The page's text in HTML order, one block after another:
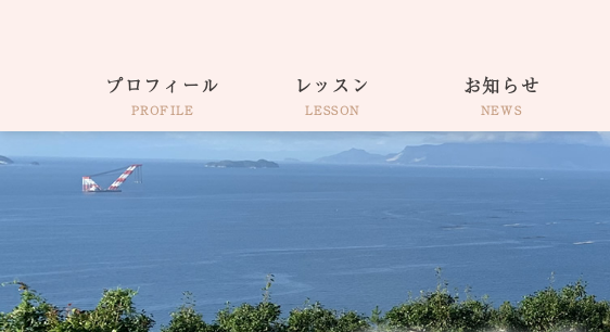
プロフィール
PROFILE
レッスン
LESSON
サロンAkiko
ウェルネスコーチ
仕事着そのままヨガ
出張・各種イベント
お知らせ
NEWS